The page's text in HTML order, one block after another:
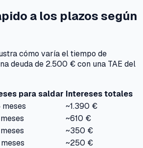
a los plazos según
cómo varía el tiempo de
deuda de 2.500 € con una TAE del
para saldar Intereses totales
~1.390 €
~610 €
~350 €
~250 €